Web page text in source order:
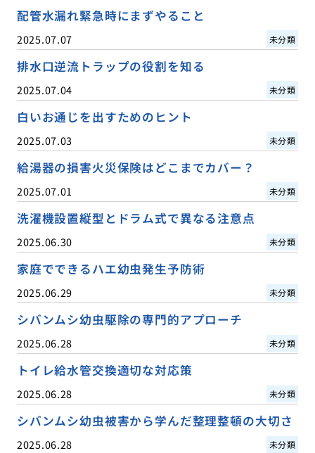
配管水漏れ緊急時にまずやること
2025.07.07 未分類
排水口逆流トラップの役割を知る
2025.07.04 未分類
白いお通じを出すためのヒント
2025.07.03 未分類
給湯器の損害火災保険はどこまでカバー？
2025.07.01 未分類
洗濯機設置縦型とドラム式で異なる注意点
2025.06.30 未分類
家庭でできるハエ幼虫発生予防術
2025.06.29 未分類
シバンムシ幼虫駆除の専門的アプローチ
2025.06.28 未分類
トイレ給水管交換適切な対応策
2025.06.28 未分類
シバンムシ幼虫被害から学んだ整理整頓の大切さ
2025.06.28 未分類